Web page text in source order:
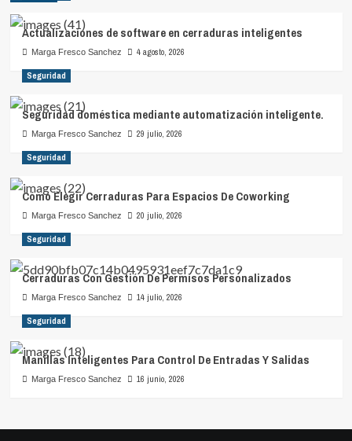
Actualizaciones de software en cerraduras inteligentes
Marga Fresco Sanchez 4 agosto, 2026
Seguridad
Seguridad doméstica mediante automatización inteligente.
Marga Fresco Sanchez 29 julio, 2026
Seguridad
Cómo Elegir Cerraduras Para Espacios De Coworking
Marga Fresco Sanchez 20 julio, 2026
Seguridad
Cerraduras Con Gestión De Permisos Personalizados
Marga Fresco Sanchez 14 julio, 2026
Seguridad
Manillas Inteligentes Para Control De Entradas Y Salidas
Marga Fresco Sanchez 16 junio, 2026